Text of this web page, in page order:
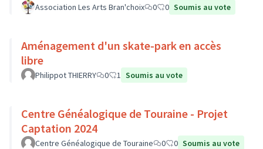
Association Les Arts Bran'choix 0 0 Soumis au vote
Aménagement d'un skate-park en accès
libre
Philippot THIERRY 0 1 Soumis au vote
Centre Généalogique de Touraine - Projet
Captation 2024
Centre Généalogique de Touraine 0 0 Soumis au vote